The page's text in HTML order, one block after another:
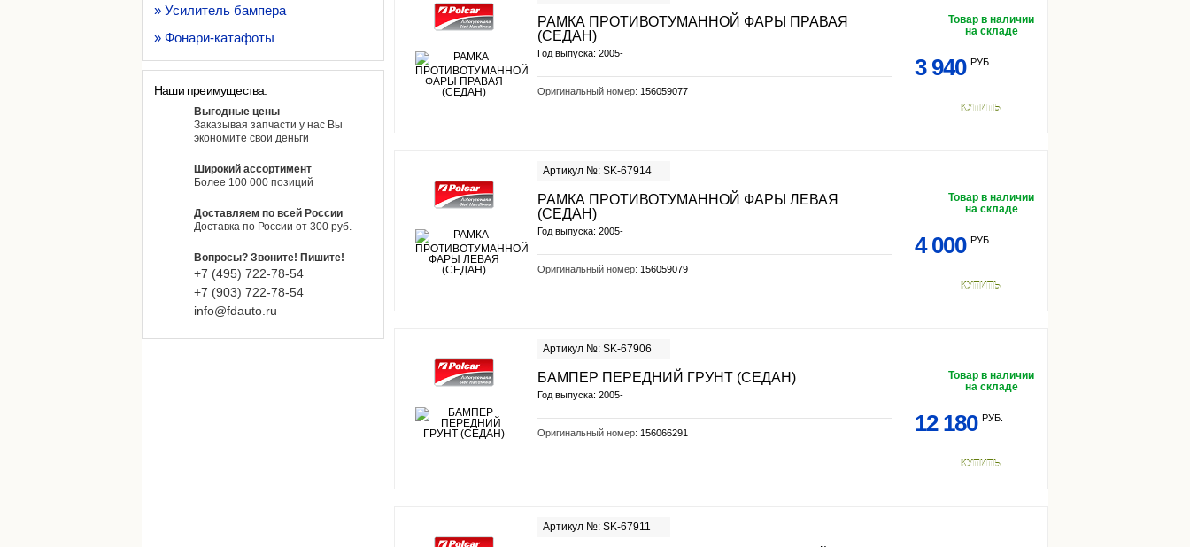
РАМКА ПРОТИВОТУМАННОЙ ФАРЫ ПРАВАЯ
(СЕДАН)
Год выпуска: 2005-
Оригинальный номер: 156059077
Товар в наличии
на складе
3 940 РУБ.
КУПИТЬ
Артикул №: SK-67914
РАМКА ПРОТИВОТУМАННОЙ ФАРЫ ЛЕВАЯ
(СЕДАН)
Год выпуска: 2005-
Оригинальный номер: 156059079
Товар в наличии
на складе
4 000 РУБ.
КУПИТЬ
Артикул №: SK-67906
БАМПЕР ПЕРЕДНИЙ ГРУНТ (СЕДАН)
Год выпуска: 2005-
Оригинальный номер: 156066291
Товар в наличии
на складе
12 180 РУБ.
КУПИТЬ
Артикул №: SK-67911
» Усилитель бампера
» Фонари-катафоты
Наши преимущества:
Выгодные цены
Заказывая запчасти у нас Вы
экономите свои деньги
Широкий ассортимент
Более 100 000 позиций
Доставляем по всей России
Доставка по России от 300 руб.
Вопросы? Звоните! Пишите!
+7 (495) 722-78-54
+7 (903) 722-78-54
info@fdauto.ru